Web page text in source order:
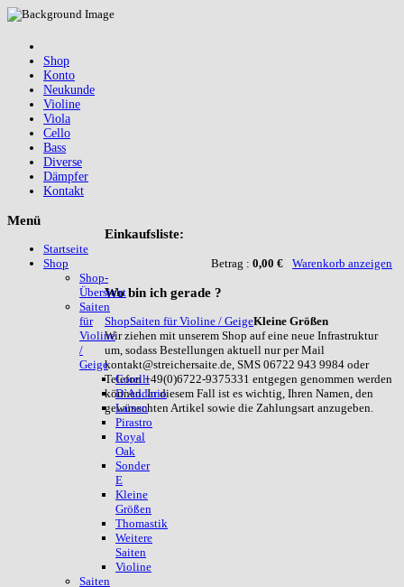
Shop
Konto
Neukunde
Violine
Viola
Cello
Bass
Diverse
Dämpfer
Kontakt
Einkaufsliste:
Betrag : 0,00 € Warenkorb anzeigen
Wobin ich gerade ?
ShopSaiten für Violine / GeigeKleine Größen
Wir ziehen mit unserem Shop auf eine neue Infrastruktur
um, sodass Bestellungen aktuell nur per Mail
kontakt@streichersaite.de, SMS 06722 943 9984 oder
Telefon +49(0)6722-9375331 entgegen genommen werden
können. In diesem Fall ist es wichtig, Ihren Namen, den
gewünschten Artikel sowie die Zahlungsart anzugeben.
Menü
Startseite
Shop
Shop-
Übersicht
Saiten
für
Violine
/
Geige
Corelli
D`Addario
Larsen
Pirastro
Royal
Oak
Sonder
E
Kleine
Größen
Thomastik
Weitere
Saiten
Violine
Saiten